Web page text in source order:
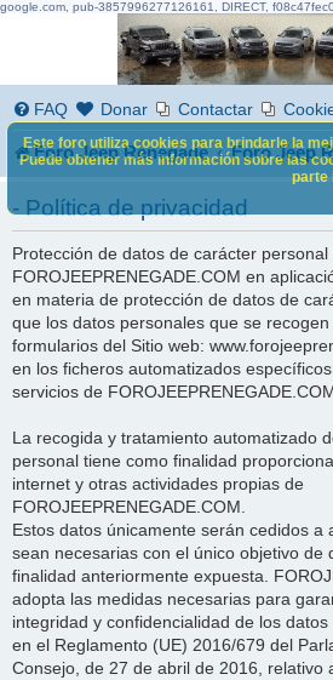
google.com, pub-3857996277126161, DIRECT,
FAQ Donar Contactar
Foro Jeep Renegade Foro Jeep
- Política de privacidad
Protección de datos de carácter
FOROJEEPRENEGADE.COM en
en materia de protección de datos de
que los datos personales que se
formularios del Sitio web:
en los ficheros automatizados
servicios de
La recogida y tratamiento automatizado
personal tiene como finalidad
internet y otras actividades propias de
FOROJEEPRENEGADE.COM.
Estos datos únicamente serán cedidos a
sean necesarias con el único objetivo de
finalidad anteriormente expuesta.
adopta las medidas necesarias para
integridad y confidencialidad de los
en el Reglamento (UE) 2016/679 del
Consejo, de 27 de abril de 2016, relativo
Este foro utiliza cookies para brindarle la
Puede obtener más información sobre las
parte